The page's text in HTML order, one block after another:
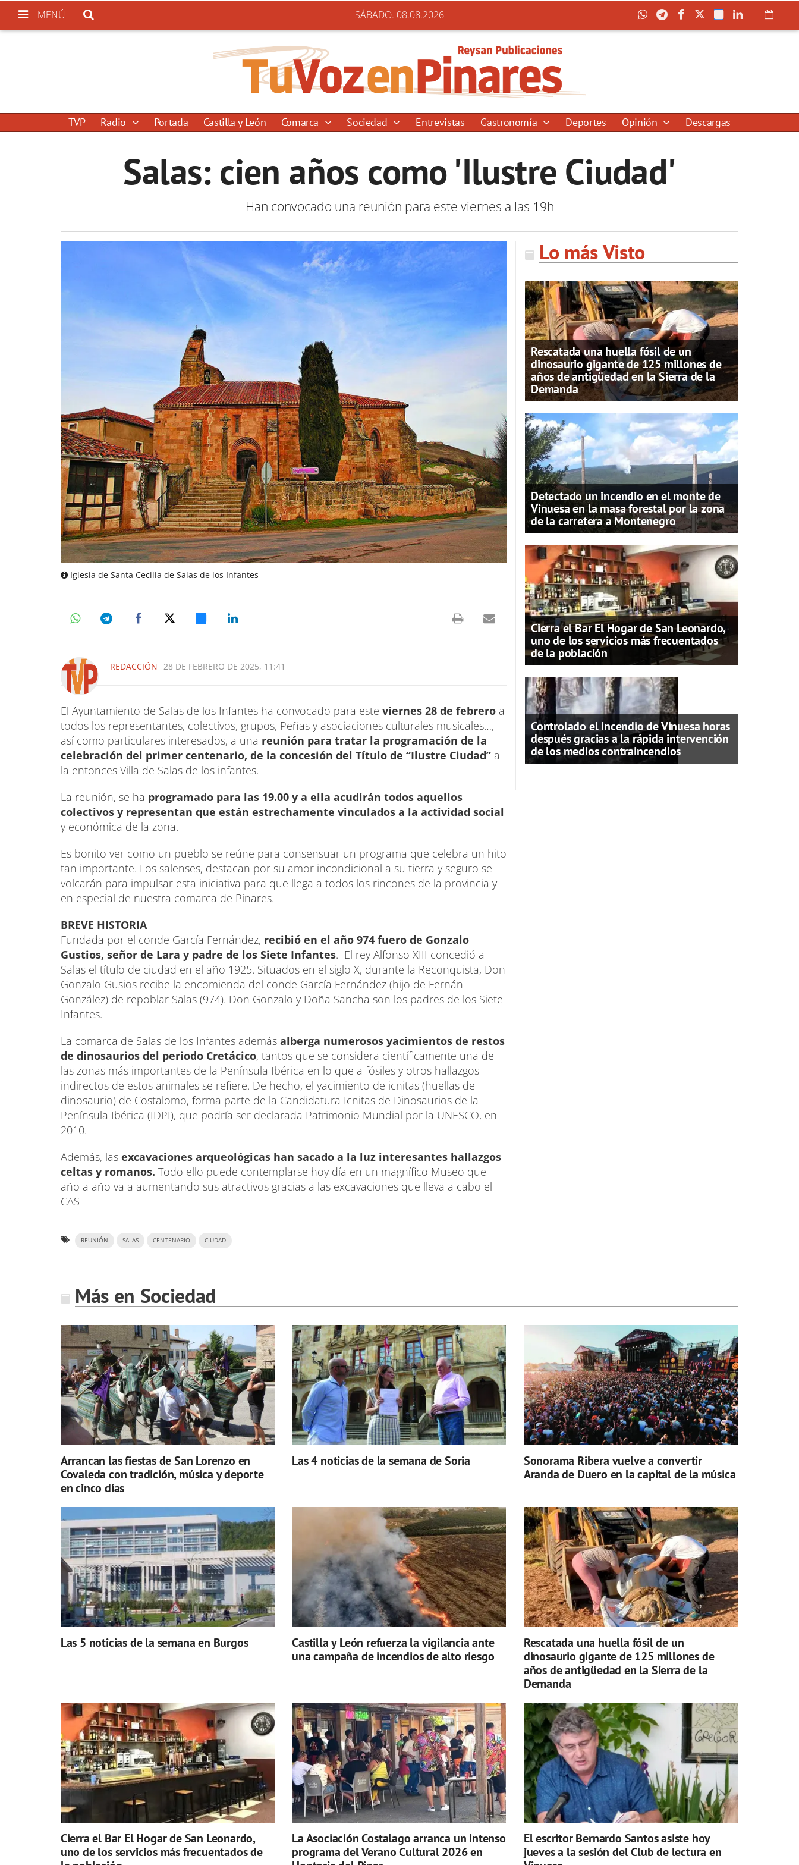
MENÚ SÁBADO. 08.08.2026
TVP Radio Portada Castilla y León Comarca Sociedad Entrevistas Gastronomía Deportes Opinión Descargas
Salas: cien años como 'Ilustre Ciudad'
Han convocado una reunión para este viernes a las 19h
Iglesia de Santa Cecilia de Salas de los Infantes
REDACCIÓN 28 DE FEBRERO DE 2025, 11:41
El Ayuntamiento de Salas de los Infantes ha convocado para este viernes 28 de febrero a
todos los representantes, colectivos, grupos, Peñas y asociaciones culturales musicales…,
así como particulares interesados, a una reunión para tratar la programación de la
celebración del primer centenario, de la concesión del Título de “Ilustre Ciudad” a
la entonces Villa de Salas de los infantes.
La reunión, se ha programado para las 19.00 y a ella acudirán todos aquellos
colectivos y representan que están estrechamente vinculados a la actividad social
y económica de la zona.
Es bonito ver como un pueblo se reúne para consensuar un programa que celebra un hito
tan importante. Los salenses, destacan por su amor incondicional a su tierra y seguro se
volcarán para impulsar esta iniciativa para que llega a todos los rincones de la provincia y
en especial de nuestra comarca de Pinares.
BREVE HISTORIA
Fundada por el conde García Fernández, recibió en el año 974 fuero de Gonzalo
Gustios, señor de Lara y padre de los Siete Infantes. El rey Alfonso XIII concedió a
Salas el título de ciudad en el año 1925. Situados en el siglo X, durante la Reconquista, Don
Gonzalo Gusios recibe la encomienda del conde García Fernández (hijo de Fernán
González) de repoblar Salas (974). Don Gonzalo y Doña Sancha son los padres de los Siete
Infantes.
La comarca de Salas de los Infantes además alberga numerosos yacimientos de restos
de dinosaurios del periodo Cretácico, tantos que se considera científicamente una de
las zonas más importantes de la Península Ibérica en lo que a fósiles y otros hallazgos
indirectos de estos animales se refiere. De hecho, el yacimiento de icnitas (huellas de
dinosaurio) de Costalomo, forma parte de la Candidatura Icnitas de Dinosaurios de la
Península Ibérica (IDPI), que podría ser declarada Patrimonio Mundial por la UNESCO, en
2010.
Además, las excavaciones arqueológicas han sacado a la luz interesantes hallazgos
celtas y romanos. Todo ello puede contemplarse hoy día en un magnífico Museo que
año a año va a aumentando sus atractivos gracias a las excavaciones que lleva a cabo el
CAS
REUNIÓN SALAS CENTENARIO CIUDAD
Lo más Visto
Rescatada una huella fósil de un
dinosaurio gigante de 125 millones de
años de antigüedad en la Sierra de la
Demanda
Detectado un incendio en el monte de
Vinuesa en la masa forestal por la zona
de la carretera a Montenegro
Cierra el Bar El Hogar de San Leonardo,
uno de los servicios más frecuentados
de la población
Controlado el incendio de Vinuesa horas
después gracias a la rápida intervención
de los medios contraincendios
Más en Sociedad
Arrancan las fiestas de San Lorenzo en
Covaleda con tradición, música y deporte
en cinco días
Las 4 noticias de la semana de Soria
Sonorama Ribera vuelve a convertir
Aranda de Duero en la capital de la música
Las 5 noticias de la semana en Burgos
Castilla y León refuerza la vigilancia ante
una campaña de incendios de alto riesgo
Rescatada una huella fósil de un
dinosaurio gigante de 125 millones de
años de antigüedad en la Sierra de la
Demanda
Cierra el Bar El Hogar de San Leonardo,
uno de los servicios más frecuentados de
La Asociación Costalago arranca un intenso
programa del Verano Cultural 2026 en
El escritor Bernardo Santos asiste hoy
jueves a la sesión del Club de lectura en